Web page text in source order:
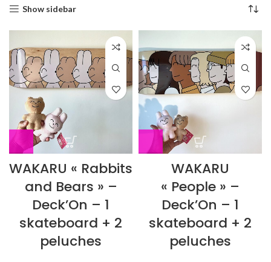
ancien
Show sidebar
WAKARU « Rabbits
and Bears » –
Deck’On – 1
skateboard + 2
peluches
WAKARU
« People » –
Deck’On – 1
skateboard + 2
peluches